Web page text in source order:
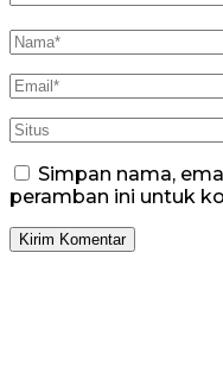
Simpan nama,
peramban ini untuk